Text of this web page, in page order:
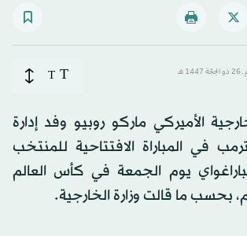
T
T
الأميركي ماركو روبيو وفد إدارة
في المباراة الافتتاحية للمنتخب
يوم الجمعة في كأس العالم